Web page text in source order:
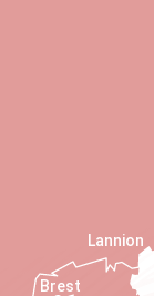
Lannion
Brest